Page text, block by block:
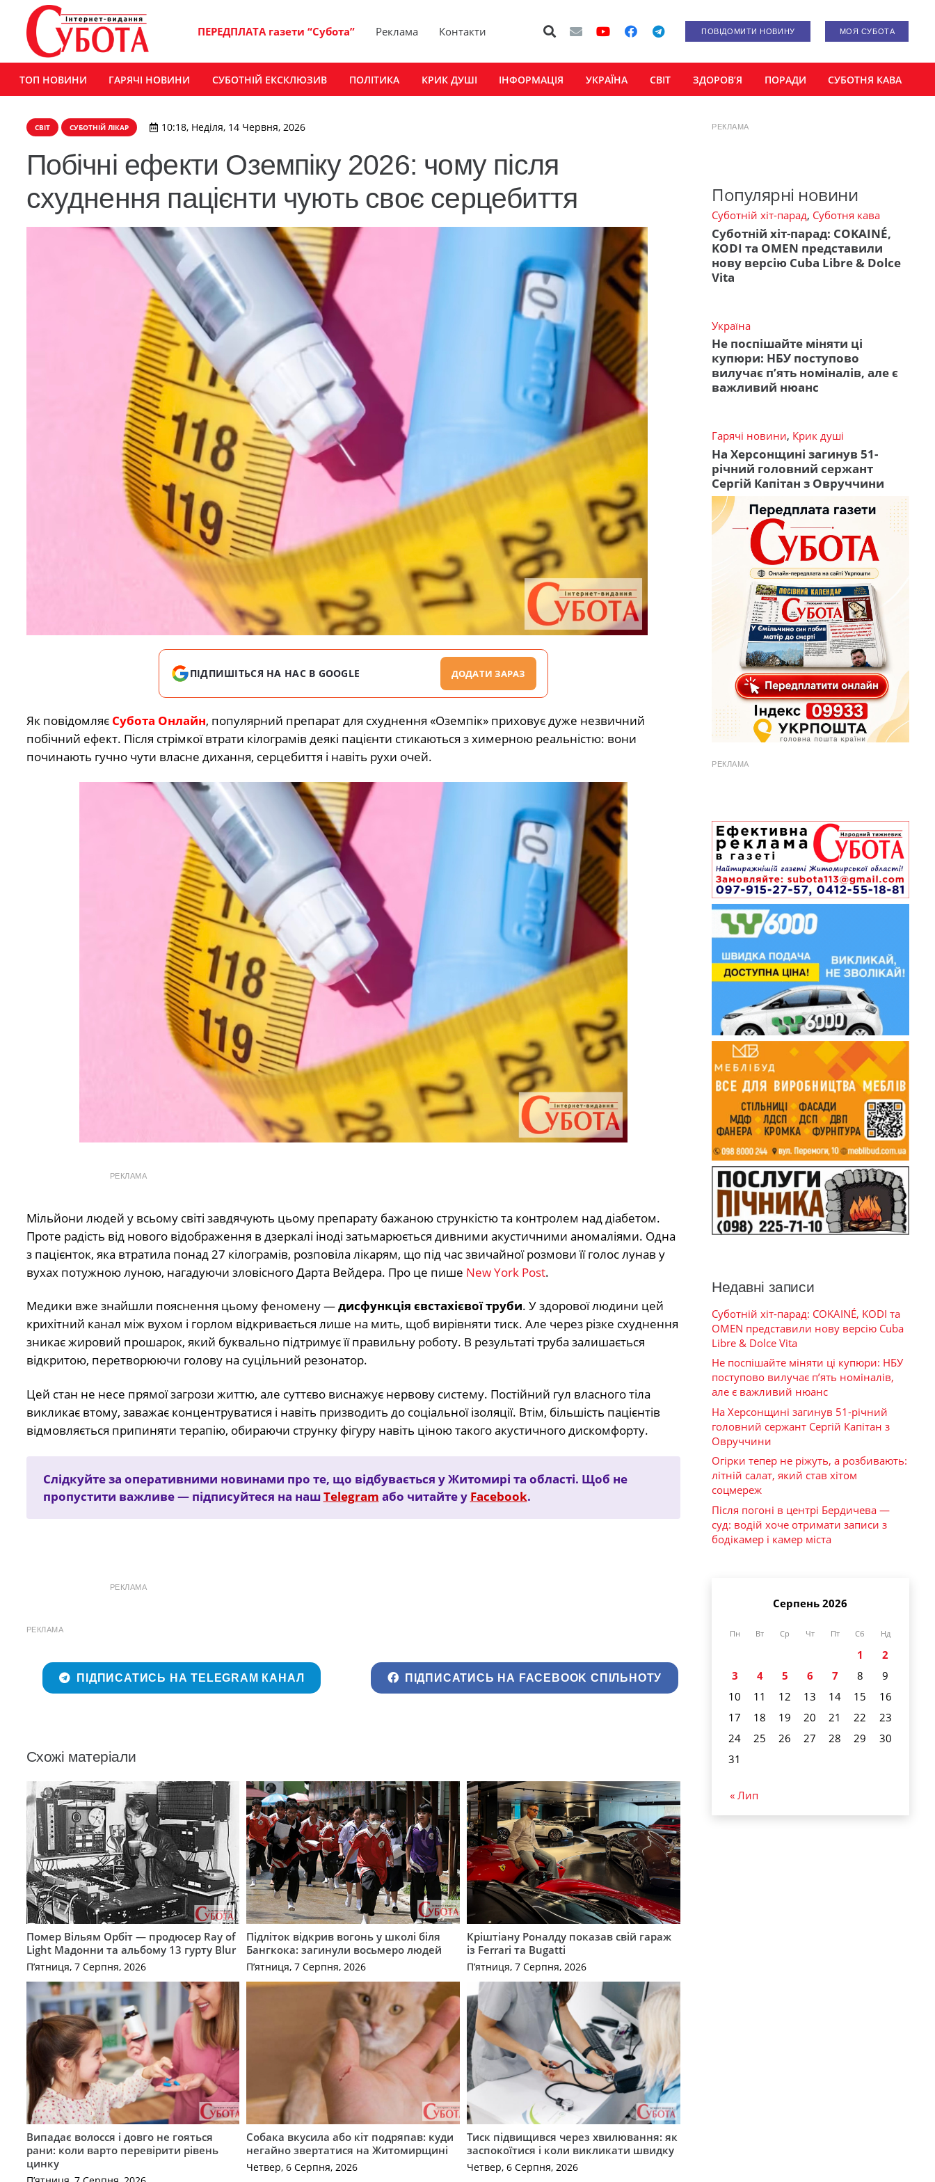
ПЕРЕДПЛАТА газети “Субота” Реклама Контакти ПОВІДОМИТИ НОВИНУ МОЯ СУБОТА
ТОП НОВИНИ ГАРЯЧІ НОВИНИ СУБОТНІЙ ЕКСКЛЮЗИВ ПОЛІТИКА КРИК ДУШІ ІНФОРМАЦІЯ УКРАЇНА СВІТ ЗДОРОВ’Я ПОРАДИ СУБОТНЯ КАВА
СВІТ СУБОТНІЙ ЛІКАР 10:18, Неділя, 14 Червня, 2026
Побічні ефекти Оземпіку 2026: чому після
схуднення пацієнти чують своє серцебиття
ПІДПИШІТЬСЯ НА НАС В GOOGLE ДОДАТИ ЗАРАЗ
Як повідомляє Субота Онлайн, популярний препарат для схуднення «Оземпік» приховує дуже незвичний
побічний ефект. Після стрімкої втрати кілограмів деякі пацієнти стикаються з химерною реальністю: вони
починають гучно чути власне дихання, серцебиття і навіть рухи очей.
РЕКЛАМА
Мільйони людей у всьому світі завдячують цьому препарату бажаною стрункістю та контролем над діабетом.
Проте радість від нового відображення в дзеркалі іноді затьмарюється дивними акустичними аномаліями. Одна
з пацієнток, яка втратила понад 27 кілограмів, розповіла лікарям, що під час звичайної розмови її голос лунав у
вухах потужною луною, нагадуючи зловісного Дарта Вейдера. Про це пише New York Post.
Медики вже знайшли пояснення цьому феномену —дисфункція євстахієвої труби. У здорової людини цей
крихітний канал між вухом і горлом відкривається лише на мить, щоб вирівняти тиск. Але через різке схуднення
зникає жировий прошарок, який буквально підтримує її правильну роботу. В результаті труба залишається
відкритою, перетворюючи голову на суцільний резонатор.
Цей стан не несе прямої загрози життю, але суттєво виснажує нервову систему. Постійний гул власного тіла
викликає втому, заважає концентруватися і навіть призводить до соціальної ізоляції. Втім, більшість пацієнтів
відмовляється припиняти терапію, обираючи струнку фігуру навіть ціною такого акустичного дискомфорту.
Слідкуйте за оперативними новинами про те, що відбувається у Житомирі та області. Щоб не
пропустити важливе — підписуйтеся на нашTelegram або читайте у Facebook.
РЕКЛАМА
РЕКЛАМА
ПІДПИСАТИСЬ НА TELEGRAM КАНАЛ ПІДПИСАТИСЬ НА FACEBOOK СПІЛЬНОТУ
Схожі матеріали
Помер Вільям Орбіт — продюсер Ray of
Light Мадонни та альбому 13 гурту Blur
П’ятниця, 7 Серпня, 2026
Підліток відкрив вогонь у школі біля
Бангкока: загинули восьмеро людей
П’ятниця, 7 Серпня, 2026
Кріштіану Роналду показав свій гараж
із Ferrari та Bugatti
П’ятниця, 7 Серпня, 2026
Випадає волосся і довго не гояться
рани: коли варто перевірити рівень
цинку
Собака вкусила або кіт подряпав: куди
негайно звертатися на Житомирщині
Четвер, 6 Серпня, 2026
Тиск підвищився через хвилювання: як
заспокоїтися і коли викликати швидку
Четвер, 6 Серпня, 2026
РЕКЛАМА
Популярні новини
Суботній хіт-парад, Суботня кава
Суботній хіт-парад: COKAINÉ,
KODI та OMEN представили
нову версію Cuba Libre & Dolce
Vita
Україна
Не поспішайте міняти ці
купюри: НБУ поступово
вилучає п’ять номіналів, але є
важливий нюанс
Гарячі новини, Крик душі
На Херсонщині загинув 51-
річний головний сержант
Сергій Капітан з Овруччини
РЕКЛАМА
Недавні записи
Суботній хіт-парад: COKAINÉ, KODI та
OMEN представили нову версію Cuba
Libre & Dolce Vita
Не поспішайте міняти ці купюри: НБУ
поступово вилучає п’ять номіналів,
але є важливий нюанс
На Херсонщині загинув 51-річний
головний сержант Сергій Капітан з
Овруччини
Огірки тепер не ріжуть, а розбивають:
літній салат, який став хітом
соцмереж
Після погоні в центрі Бердичева —
суд: водій хоче отримати записи з
бодікамер і камер міста
Серпень 2026
Пн Вт Ср Чт Пт Сб Нд
1
2
3
4 5 6 7 8
9
10
11 12 13 14 15
16
17
18 19 20 21 22
23
24
25 26 27 28 29
30
31
« Лип